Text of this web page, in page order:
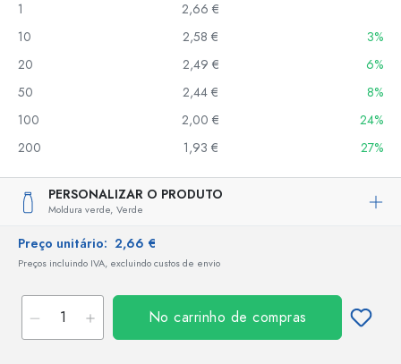
1
2,66 €
10
2,58 €
3%
20
2,49 €
6%
50
2,44 €
8%
100
2,00 €
24%
200
1,93 € 27%
PERSONALIZAR O PRODUTO
Moldura verde, Verde
Preço unitário: 2,66 €
Preços incluindo IVA, excluindo custos de envio
No carrinho de compras